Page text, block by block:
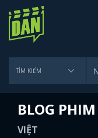
BLOG PHIM
VIỆT